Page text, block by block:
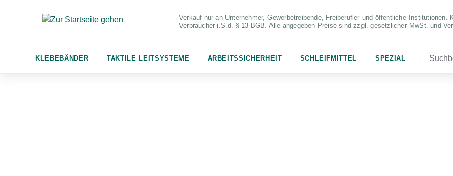
Verkauf nur an Unternehmer, Gewerbetreibende, Freiberufler und öffentliche Institutionen.
Verbraucher i.S.d. § 13 BGB. Alle angegeben Preise sind zzgl. gesetzlicher MwSt. und
KLEBEBÄNDER TAKTILE LEITSYSTEME ARBEITSSICHERHEIT SCHLEIFMITTEL SPEZIAL